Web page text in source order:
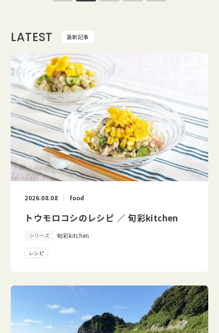
LATEST 最新記事
2026.08.08 food
トウモロコシのレシピ ／ 旬彩kitchen
シリーズ 旬彩kitchen
レシピ